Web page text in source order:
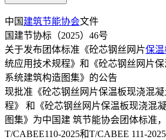
中国 建筑节能协会文件
国建节协标（2025）46号
关于发布团体标准《砼芯钢丝网片保温
统应用技术规程》和《砼芯钢丝网片
系统建筑构造图集》的公告
现批准《砼芯钢丝网片保温板现浇混
程》 和《砼芯钢丝网片保温板现浇混
图集》为中国建 筑节能协会团体标准
T/CABEE110-2025和T/CABEE 111-